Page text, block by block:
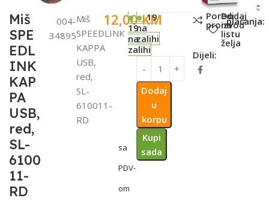
Miš
SPE
EDL
INK
KAP
PA
USB,
red,
SL-
6100
11-
RD
SKU:
004-
34895
Miš
SPEEDLINK
KAPPA
USB,
red,
SL-
610011-
RD
12,00KM
sa
PDV-
om
19
na
zalihi
19
na
zalihi
Dodaj
u
korpu
Kupi
sada
Poredi
proizvod
Dodaj
na
listu
želja
Dijeli:
Metode
plaćanja: